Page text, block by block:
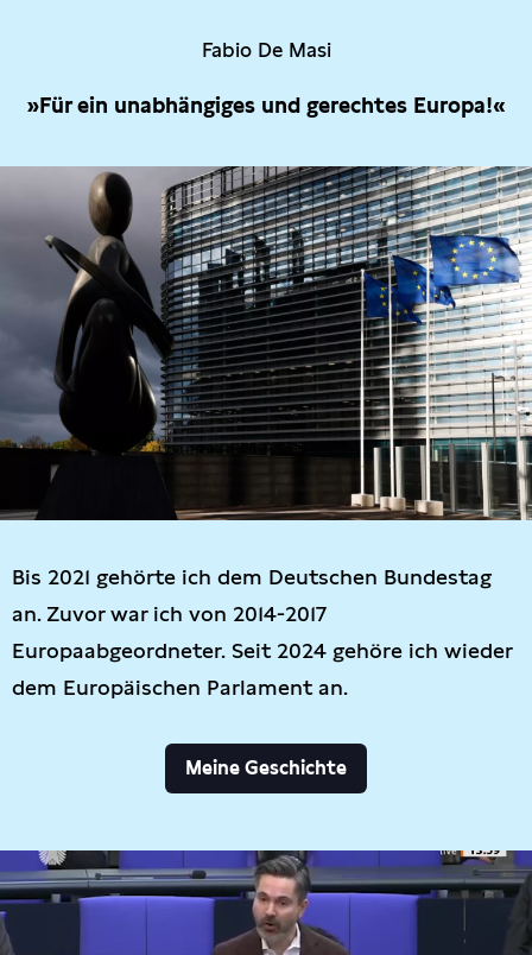
Fabio De Masi
»Für ein unabhängiges und gerechtes Europa!«
Bis 2021 gehörte ich dem Deutschen Bundestag
an. Zuvor war ich von 2014-2017
Europaabgeordneter. Seit 2024 gehöre ich wieder
dem Europäischen Parlament an.
Meine Geschichte